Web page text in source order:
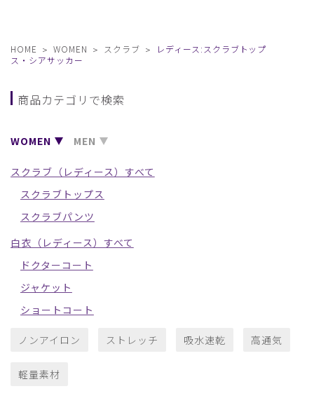
HOME WOMEN スクラブ
レディース:スクラブトップ
ス・シアサッカー
商品カテゴリで検索
WOMEN MEN
スクラブ（レディース）すべて
スクラブトップス
スクラブパンツ
白衣（レディース）すべて
ドクターコート
ジャケット
ショートコート
ノンアイロン ストレッチ 吸水速乾 高通気
軽量素材